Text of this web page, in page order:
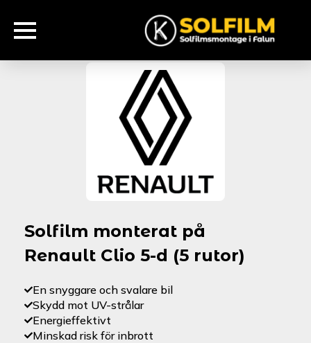
Solfilm monterat på
Renault Clio 5-d (5 rutor)
En snyggare och svalare bil
Skydd mot UV-strålar
Energieffektivt
Minskad risk för inbrott